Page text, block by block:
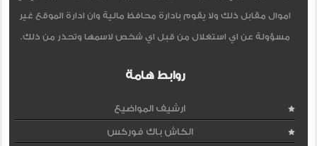
اموال مقابل ذلك ولا يقوم بادارة محافظ مالية وان ادارة الموقع غير
مسؤولة عن اي استغلال من قبل اي شخص لاسمها وتحذر من ذلك.
روابط هامة
ارشيف المواضيع
الكاش باك فوركس